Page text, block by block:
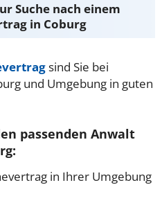
Suche nach einem
in Coburg
sind Sie bei
und Umgebung in guten
passenden Anwalt
in Ihrer Umgebung